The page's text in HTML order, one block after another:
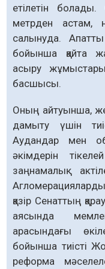
етілетін
метрден
салынуда.
бойынша қайта
асыру
басшысы.
Оның айтуынша,
дамыту үшін
Аудандар мен
әкімдерін
заңнамалық
қазір Сенаттың
аясында
арасындағы
бойынша тиісті
реформа